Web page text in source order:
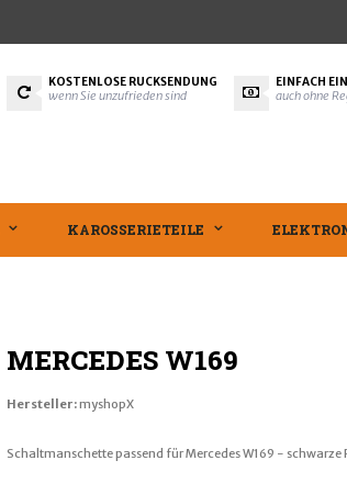
KOSTENLOSE RÜCKSENDUNG
wenn Sie unzufrieden sind
EINFACH
auch ohne
KAROSSERIETEILE
MERCEDES W169
Hersteller:myshopX
Schaltmanschette passend für Mercedes W169 -